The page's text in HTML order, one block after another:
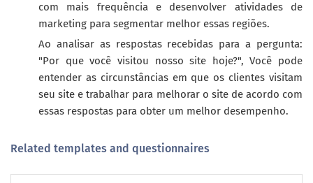
com mais frequência e desenvolver atividades de
marketing para segmentar melhor essas regiões.
Ao analisar as respostas recebidas para a pergunta:
"Por que você visitou nosso site hoje?", Você pode
entender as circunstâncias em que os clientes visitam
seu site e trabalhar para melhorar o site de acordo com
essas respostas para obter um melhor desempenho.
Related templates and questionnaires